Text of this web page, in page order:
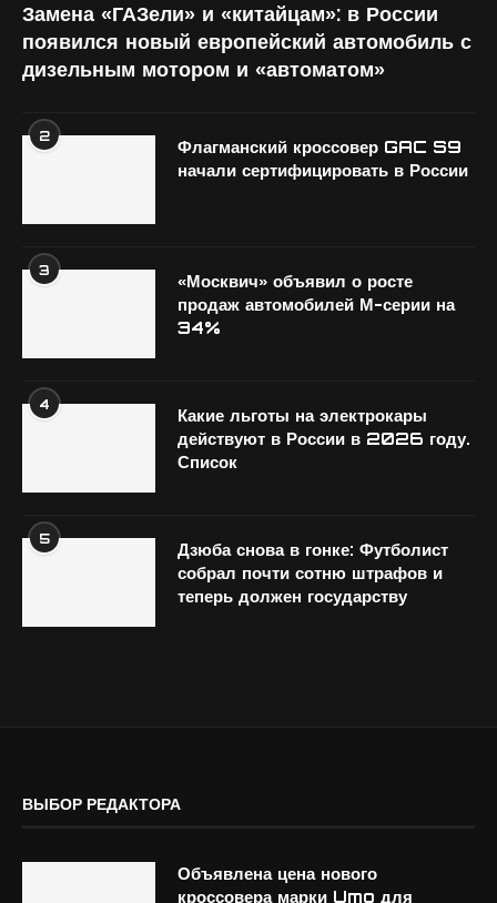
Замена «ГАЗели» и «китайцам»: в России
появился новый европейский автомобиль с
дизельным мотором и «автоматом»
2
Флагманский кроссовер GAC S9
начали сертифицировать в России
3
«Москвич» объявил о росте
продаж автомобилей М-серии на
34%
4
Какие льготы на электрокары
действуют в России в 2026 году.
Список
5
Дзюба снова в гонке: Футболист
собрал почти сотню штрафов и
теперь должен государству
ВЫБОР РЕДАКТОРА
Объявлена цена нового
кроссовера марки Umo для